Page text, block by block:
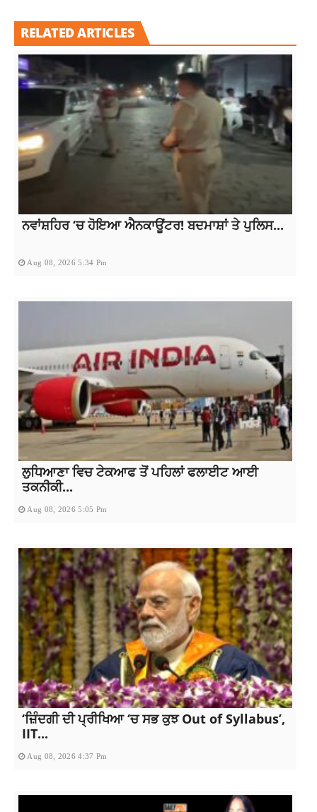
RELATED ARTICLES
ਨਵਾਂਸ਼ਹਿਰ ‘ਚ ਹੋਇਆ ਐਨਕਾਊਂਟਰ! ਬਦਮਾਸ਼ਾਂ ਤੇ ਪੁਲਿਸ...
Aug 08, 2026 5:34 Pm
ਲੁਧਿਆਣਾ ਵਿਚ ਟੇਕਆਫ ਤੋਂ ਪਹਿਲਾਂ ਫਲਾਈਟ ਆਈ
ਤਕਨੀਕੀ...
Aug 08, 2026 5:05 Pm
‘ਜ਼ਿੰਦਗੀ ਦੀ ਪ੍ਰੀਖਿਆ ‘ਚ ਸਭ ਕੁਝ Out of Syllabus’,
IIT...
Aug 08, 2026 4:37 Pm